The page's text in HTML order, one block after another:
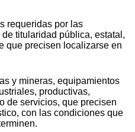
requeridas por las
titularidad pública, estatal,
que precisen localizarse en
y mineras, equipamientos
productivas,
de servicios, que precisen
con las condiciones que